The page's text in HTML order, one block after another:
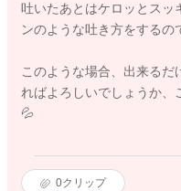
吐いたあとはケロッとスッ
ンのような吐き方をするの
このような場合、出来る
ればよろしいでしょうか、
💦
0クリップ